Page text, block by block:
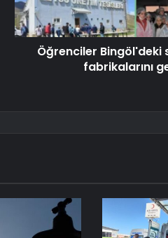
Öğrenciler Bingöl'deki
fabrikalarını